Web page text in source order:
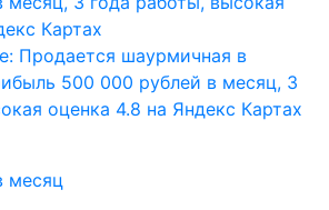
Продается шаурмичная в
500 000 рублей в месяц, 3
оценка 4.8 на Яндекс Картах
месяц